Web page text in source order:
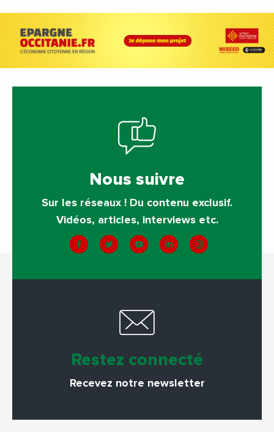
Nous suivre
Sur les réseaux ! Du contenu exclusif.
Vidéos, articles, interviews etc.
Restez connecté
Recevez notre newsletter